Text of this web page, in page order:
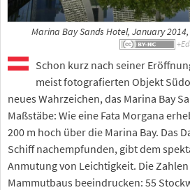
Marina Bay Sands Hotel, January
Schon kurz nach seiner
meist fotografierten Objekt
neues Wahrzeichen, das Marina Bay
Maßstäbe: Wie eine Fata Morgana
200 m hoch über die Marina Bay. Das
Schiff nachempfunden, gibt dem
Anmutung von Leichtigkeit. Die
Mammutbaus beeindrucken: 55